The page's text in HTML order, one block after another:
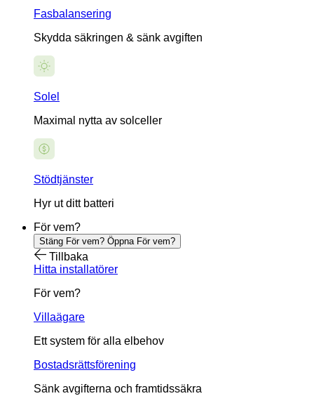
Fasbalansering
Skydda säkringen & sänk avgiften
Solel
Maximal nytta av solceller
Stödtjänster
Hyr ut ditt batteri
För vem?
Stäng För vem? Öppna För vem?
Tillbaka
Hitta installatörer
För vem?
Villaägare
Ett system för alla elbehov
Bostadsrättsförening
Sänk avgifterna och framtidssäkra